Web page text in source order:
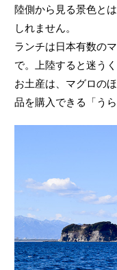
陸側から見る景色と
しれません。
ランチは日本有数の
で。上陸すると迷う
お土産は、マグロの
品を購入できる「う